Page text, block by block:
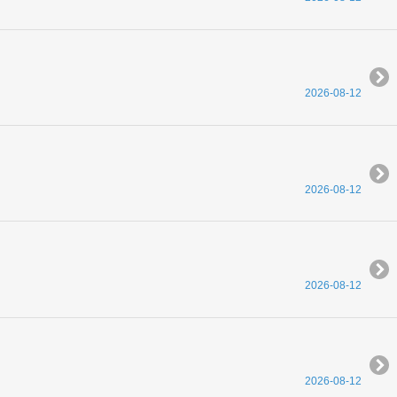
2026-08-12
2026-08-12
2026-08-12
2026-08-12